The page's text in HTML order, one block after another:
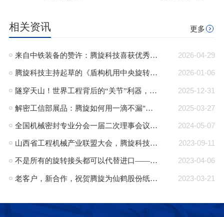
相关资讯 更多
2026-04-29
来自中铁装备的赞许：腾旋科技喜获优秀供应商奖+质量标杆奖
2026-01-06
腾旋科技主持起草的《盾构机用中央旋转接头》行业标准正式发布
2025-12-31
隧穿天山！世界工程背后的“关节”利器，腾旋回转接头助力TBM挑战极限！
2025-03-27
解密工信部展品：腾旋如何用一滴不漏"技术破局半导体高端装备“卡脖子”难题"
2024-05-07
全国机械密封专业分会一届二次理事会议在郎溪顺利召开
2023-09-11
山西省工程机械产业联盟大会，腾旋科技入选成员单位
2023-04-06
不是所有的旋转接头都可以代替进口——腾旋：可替代进口的旋转接头品牌
2023-03-21
老客户，新合作，祝贺腾旋为仙鹤股份纸机量身定制的蒸汽旋转接头批量交付